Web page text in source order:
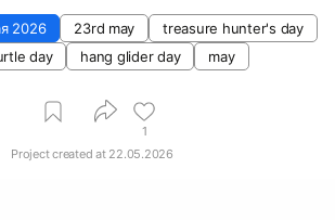
2026 23rd may
treasure hunter's day
day
hang glider day may
1
Project created at 22.05.2026